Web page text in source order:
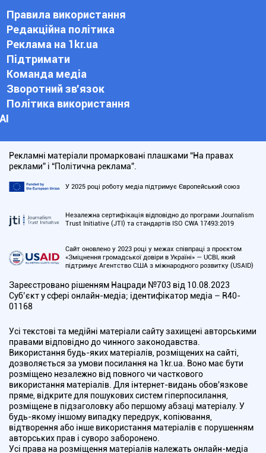
Правила використання
Редакційна політика
Реклама на 1kr.ua
Підтримати
Команда медіа
Зворотний зв'язок
Політика використання
АІ
Рекламні матеріали промарковані плашками “На правах
реклами” і “Політична реклама”.
У 2025 році роботу медіа підтримує Європейський союз
Незалежна сертифікація відповідно до програми Journalism
Trust Initiative (JTI) та стандартів ISO CWA 17493:2019
Сайт оновлено у 2023 році у межах співпраці з проєктом
«Зміцнення громадської довіри в Україні» — UCBI, який
підтримує Агентство США з міжнародного розвитку (USAID)
Зареєстровано рішенням Нацради №703 від 10.08.2023
Cуб’єкт у сфері онлайн-медіа; ідентифікатор медіа – R40-
01168
Усі текстові та медійні матеріали сайту захищені авторськими
правами відповідно до чинного законодавства.
Використання будь-яких матеріалів, розміщених на сайті,
дозволяється за умови посилання на 1kr.ua. Воно має бути
розміщено незалежно від повного чи часткового
використання матеріалів. Для інтернет-видань обов'язкове
пряме, відкрите для пошукових систем гіперпосилання,
розміщене в підзаголовку або першому абзаці матеріалу. У
будь-якому іншому випадку передрук, копіювання,
відтворення або інше використання матеріалів є порушенням
авторських прав і суворо заборонено.
Усі права на розміщення матеріалів належать онлайн-медіа